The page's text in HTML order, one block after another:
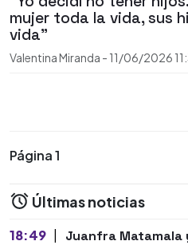
mujer toda la vida, sus
vida"
Valentina Miranda - 11/06/2026
Página 1
Últimas noticias
18:49 |
Juanfra Matamala